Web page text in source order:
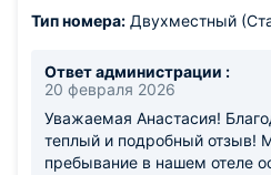
вкус.
Тип номера: Двухместный
Ответ администрации :
20 февраля 2026
Уважаемая Анастасия!
теплый и подробный отзыв!
пребывание в нашем отеле